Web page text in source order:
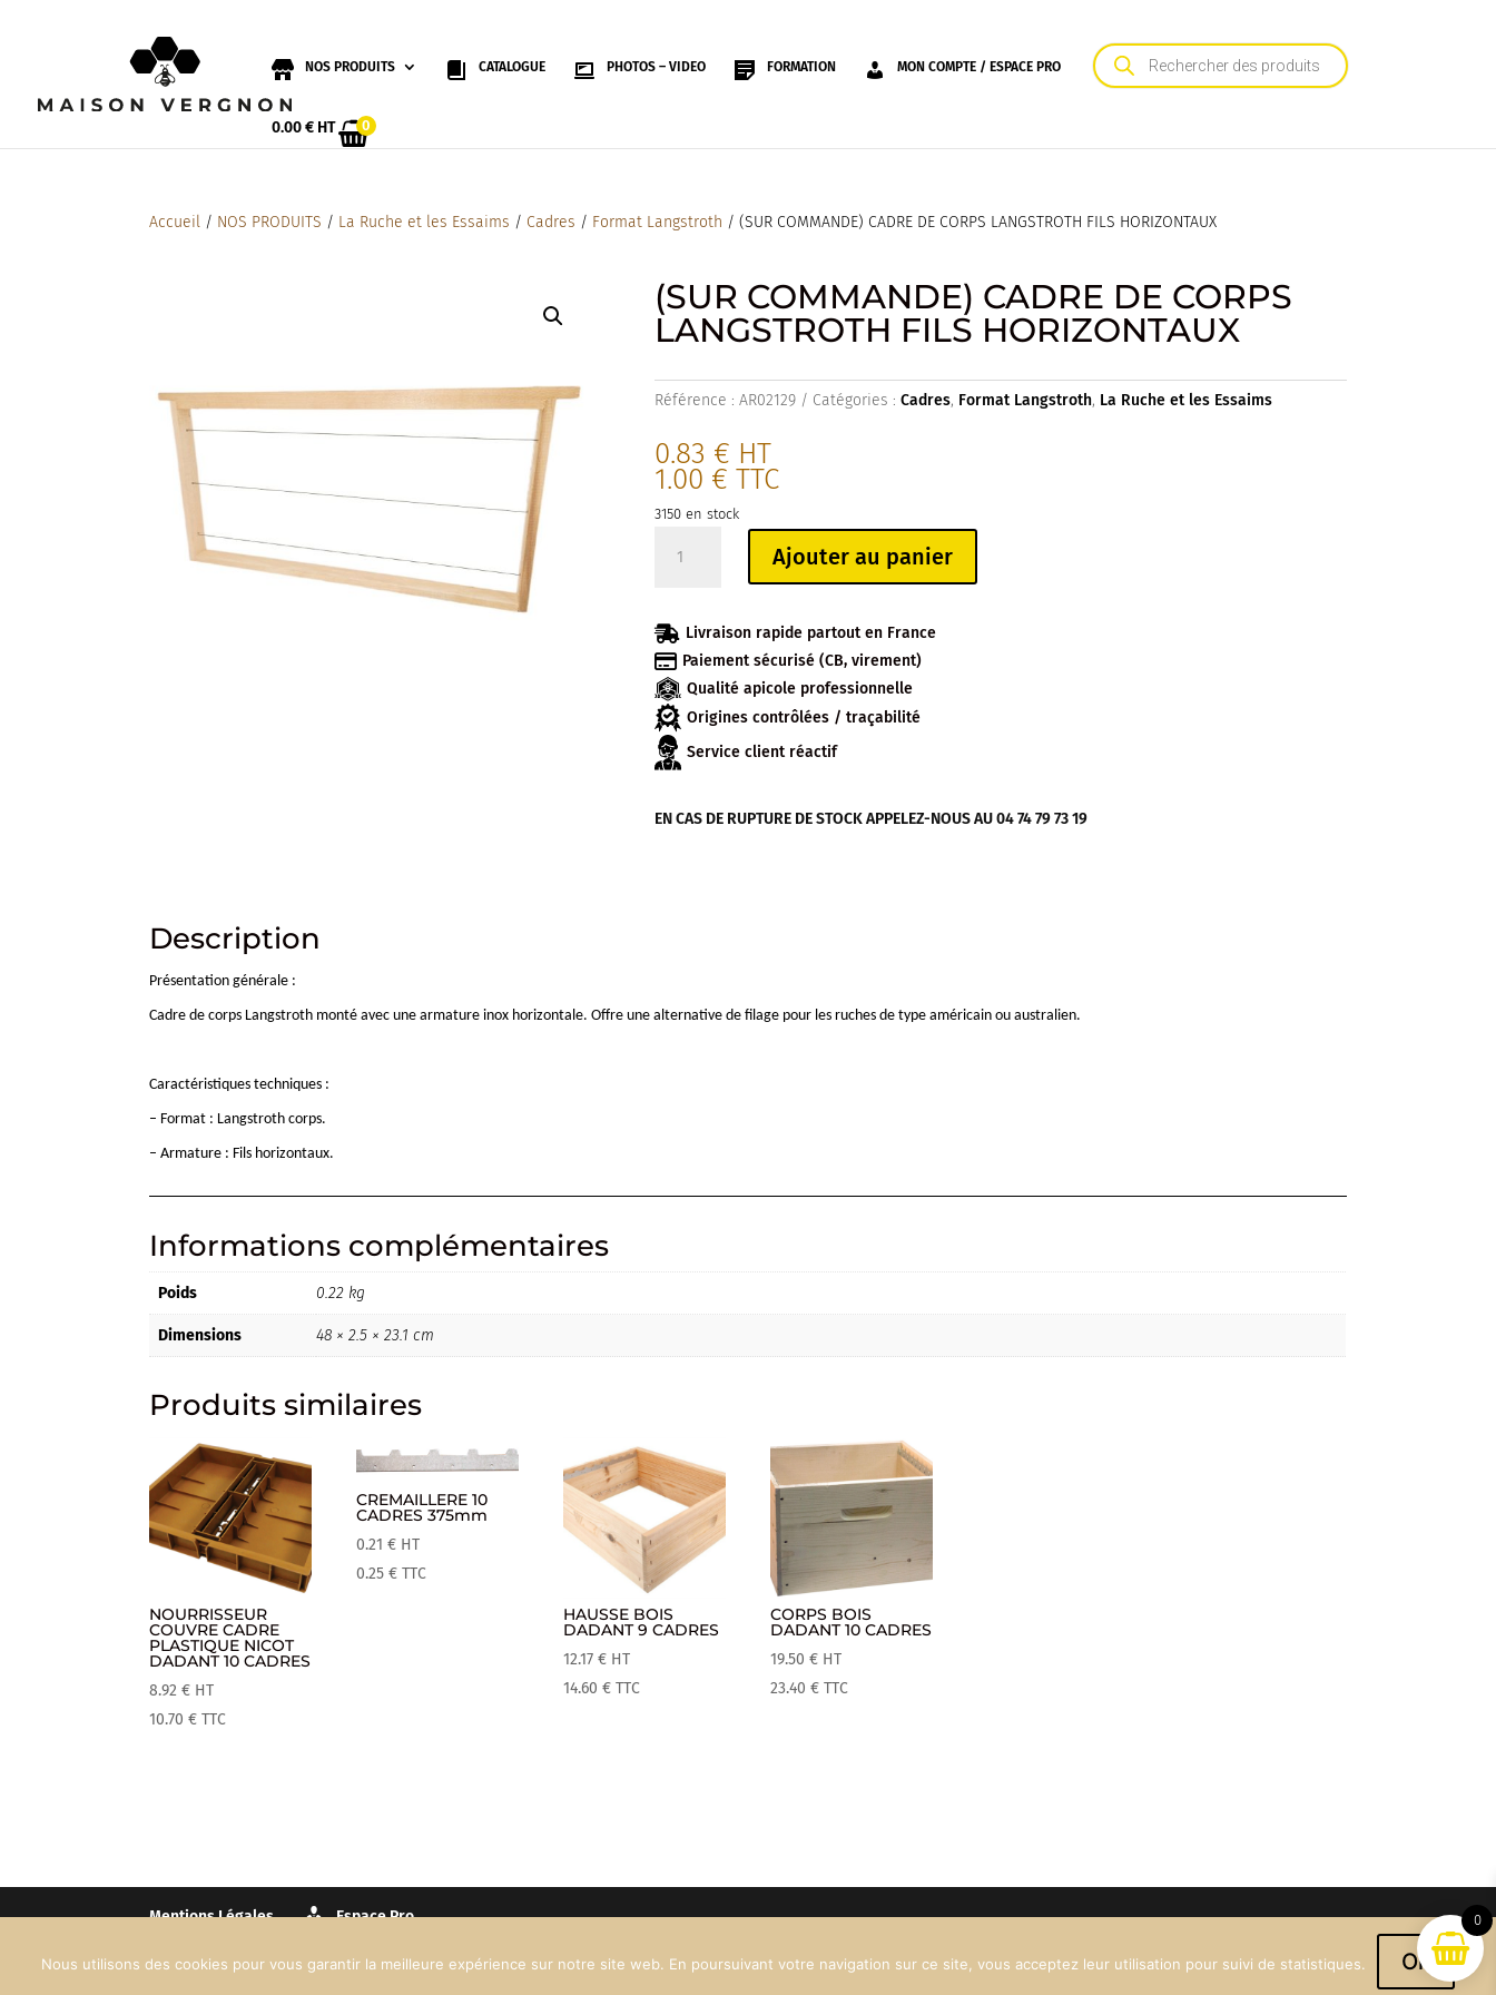
NOS PRODUITS CATALOGUE PHOTOS – VIDEO FORMATION MON COMPTE / ESPACE PRO
Recherche
de
produits
0.00€ HT 0
Accueil / NOS PRODUITS / La Ruche et les Essaims / Cadres / Format Langstroth / (SUR COMMANDE) CADRE DE CORPS LANGSTROTH FILS HORIZONTAUX
(SUR COMMANDE) CADRE DE CORPS
LANGSTROTH FILS HORIZONTAUX
Référence :AR02129 Catégories :Cadres, Format Langstroth, La Ruche et les Essaims
0.83 € HT
1.00 € TTC
3150 en stock
CADRE
DE
CORPS
LANGSTROTH
FILS
HORIZONTAUX
Ajouter au panier
 Livraison rapide partout en France
 Paiement sécurisé (CB, virement)
Qualité apicole professionnelle
Origines contrôlées / traçabilité
Service client réactif
EN CAS DE RUPTURE DE STOCK APPELEZ-NOUS AU 04 74 79 73 19
Description
Présentation générale :
Cadre de corps Langstroth monté avec une armature inox horizontale. Offre une alternative de filage pour les ruches de type américain ou australien.
Caractéristiques techniques :
– Format : Langstroth corps.
– Armature : Fils horizontaux.
Informations complémentaires
Poids 0.22 kg
Dimensions 48 × 2.5 × 23.1 cm
Produits similaires
NOURRISSEUR
COUVRE CADRE
PLASTIQUE NICOT
DADANT 10 CADRES
8.92€ HT
10.70€ TTC
CREMAILLERE 10
CADRES 375mm
0.21€ HT
0.25€ TTC
HAUSSE BOIS
DADANT 9 CADRES
12.17€ HT
14.60€ TTC
CORPS BOIS
DADANT 10 CADRES
19.50€ HT
23.40€ TTC
Mentions Légales Espace Pro
Création web :90°West Communication© Maison Vergnon - 531 route du Tonkin – 38200 Vienne – 04 74 79 73 19 – contact@maisonvergnon.fr
0
Nous utilisons des cookies pour vous garantir la meilleure expérience sur notre site web. En poursuivant votre navigation sur ce site, vous acceptez leur utilisation pour suivi de statistiques. Ok